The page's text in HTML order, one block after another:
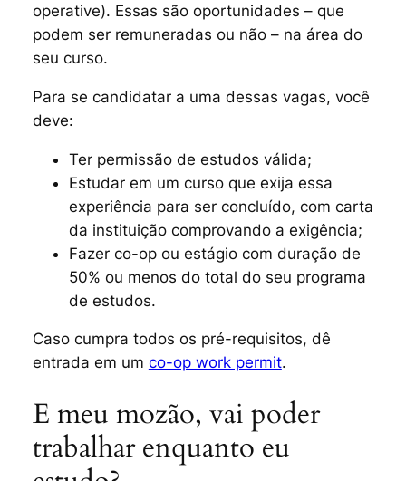
operative). Essas são oportunidades – que
podem ser remuneradas ou não – na área do
seu curso.
Para se candidatar a uma dessas vagas, você
deve:
Ter permissão de estudos válida;
Estudar em um curso que exija essa
experiência para ser concluído, com carta
da instituição comprovando a exigência;
Fazer co-op ou estágio com duração de
50% ou menos do total do seu programa
de estudos.
Caso cumpra todos os pré-requisitos, dê
entrada em um co-op work permit.
E meu mozão, vai poder
trabalhar enquanto eu